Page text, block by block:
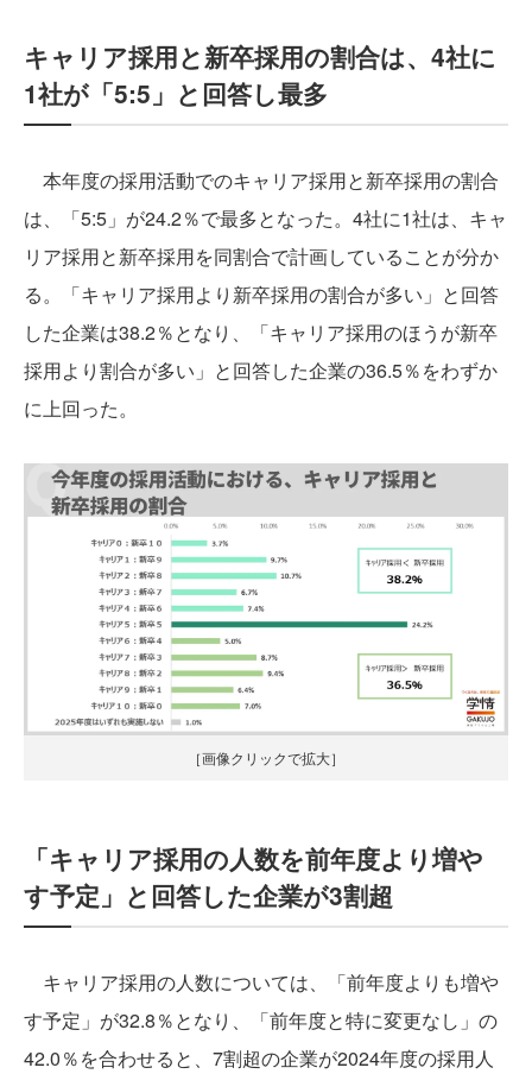
キャリア採用と新卒採用の割合は、4社に
1社が「5:5」と回答し最多
本年度の採用活動でのキャリア採用と新卒採用の割合
は、「5:5」が24.2％で最多となった。4社に1社は、キャ
リア採用と新卒採用を同割合で計画していることが分か
る。「キャリア採用より新卒採用の割合が多い」と回答
した企業は38.2％となり、「キャリア採用のほうが新卒
採用より割合が多い」と回答した企業の36.5％をわずか
に上回った。
［画像クリックで拡大］
「キャリア採用の人数を前年度より増や
す予定」と回答した企業が3割超
キャリア採用の人数については、「前年度よりも増や
す予定」が32.8％となり、「前年度と特に変更なし」の
42.0％を合わせると、7割超の企業が2024年度の採用人